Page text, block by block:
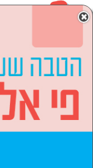
שואבי אבק
שואב אבק ידני (2)
שואבי אבק Yoniev
×